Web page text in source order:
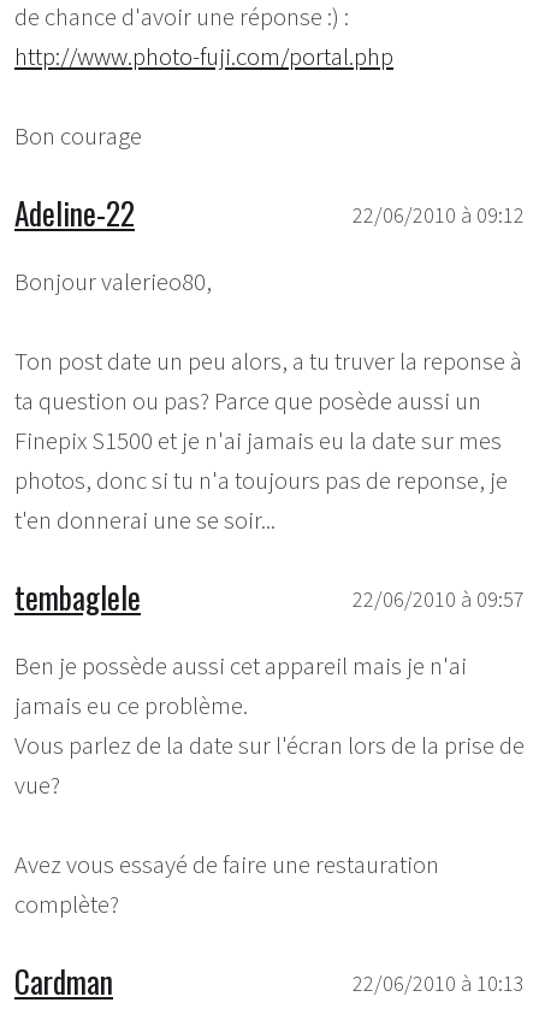
de chance d'avoir une réponse :) :
http://www.photo-fuji.com/portal.php
Bon courage
22/06/2010 à 09:12
Adeline-22
Bonjour valerieo80,
Ton post date un peu alors, a tu truver la reponse à
ta question ou pas? Parce que posède aussi un
Finepix S1500 et je n'ai jamais eu la date sur mes
photos, donc si tu n'a toujours pas de reponse, je
t'en donnerai une se soir...
22/06/2010 à 09:57
tembaglele
Ben je possède aussi cet appareil mais je n'ai
jamais eu ce problème.
Vous parlez de la date sur l'écran lors de la prise de
vue?
Avez vous essayé de faire une restauration
complète?
22/06/2010 à 10:13
Cardman